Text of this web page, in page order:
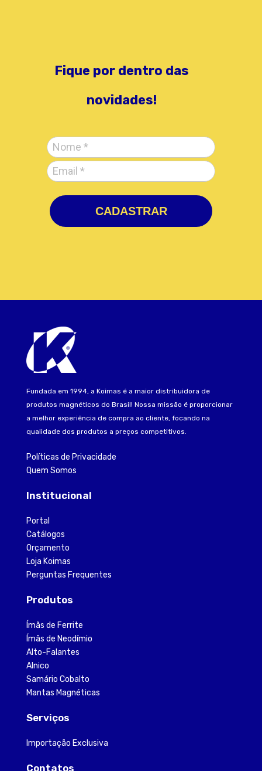
Fique por dentro das
novidades!
CADASTRAR
Fundada em 1994, a Koimas é a maior distribuidora de
produtos magnéticos do Brasil! Nossa missão é proporcionar
a melhor experiência de compra ao cliente, focando na
qualidade dos produtos a preços competitivos.
Políticas de Privacidade
Quem Somos
Institucional
Portal
Catálogos
Orçamento
Loja Koimas
Perguntas Frequentes
Produtos
Ímãs de Ferrite
Ímãs de Neodímio
Alto-Falantes
Alnico
Samário Cobalto
Mantas Magnéticas
Serviços
Importação Exclusiva
Contatos